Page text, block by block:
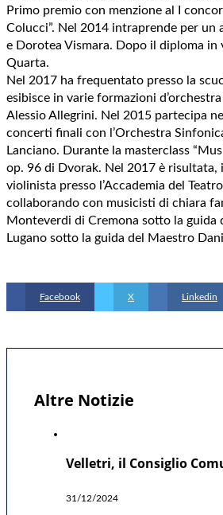
Altre Notizie
Velletri, il Consiglio
31/12/2024
Primo premio con menzione al I
Colucci”. Nel 2014 intraprende per
e Dorotea Vismara. Dopo il diploma in
Quarta.
Nel 2017 ha frequentato presso la
esibisce in varie formazioni
Alessio Allegrini. Nel 2015 partecipa
concerti finali con l’Orchestra
Lanciano. Durante la masterclass
op. 96 di Dvorak. Nel 2017 è risultata,
violinista presso l’Accademia del
collaborando con musicisti di chiara
Monteverdi di Cremona sotto la guida
Lugano sotto la guida del Maestro
Facebook X Linkedin